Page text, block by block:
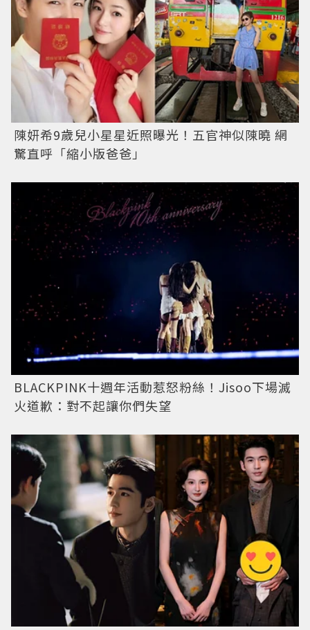
陳妍希9歲兒小星星近照曝光！五官神似陳曉 網
驚直呼「縮小版爸爸」
BLACKPINK十週年活動惹怒粉絲！Jisoo下場滅
火道歉：對不起讓你們失望